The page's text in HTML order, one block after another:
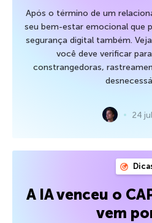
Após o término de um
seu bem-estar emocional que
segurança digital também.
você deve verificar
constrangedoras,
24
A IA venceu o
vem